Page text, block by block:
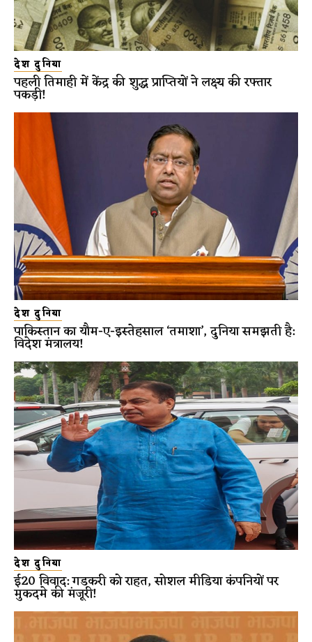
देश दुनिया
पहली तिमाही में केंद्र की शुद्ध प्राप्तियों ने लक्ष्य की रफ्तार
पकड़ी!
देश दुनिया
पाकिस्तान का यौम-ए-इस्तेहसाल ‘तमाशा’, दुनिया समझती है:
विदेश मंत्रालय!
देश दुनिया
ई20 विवाद: गडकरी को राहत, सोशल मीडिया कंपनियों पर
मुकदमे की मंजूरी!